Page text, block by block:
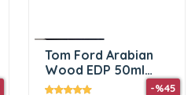
Tom Ford Arabian
Wood EDP 50ml
Unisex
-%45